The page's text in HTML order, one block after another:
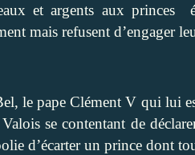
et argents aux princes
mais refusent d’engager
le pape Clément V qui lui
se contentant de
d’écarter un prince dont